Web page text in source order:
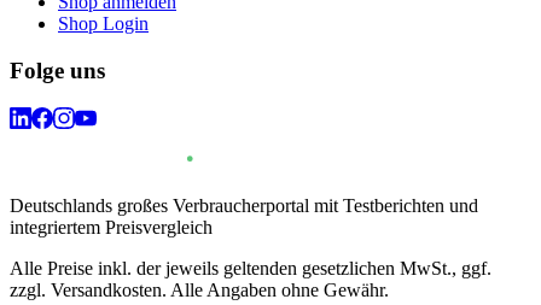
Shop Login
Folge uns
Deutschlands großes Verbraucherportal mit Testberichten und
integriertem Preisvergleich
Alle Preise inkl. der jeweils geltenden gesetzlichen MwSt., ggf.
zzgl. Versandkosten. Alle Angaben ohne Gewähr.